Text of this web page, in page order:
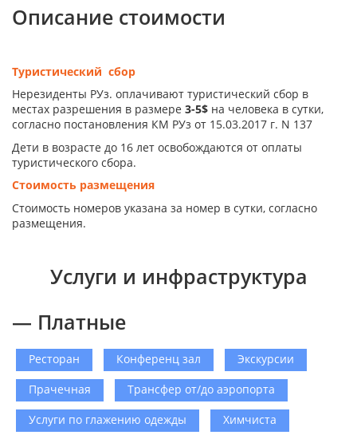
Описание стоимости
Туристический сбор
Нерезиденты РУз. оплачивают туристический сбор в
местах разрешения в размере 3-5$ на человека в сутки,
согласно постановления КМ РУз от 15.03.2017 г. N 137
Дети в возрасте до 16 лет освобождаются от оплаты
туристического сбора.
Стоимость размещения
Стоимость номеров указана за номер в сутки, согласно
размещения.
Услуги и инфраструктура
— Платные
Ресторан Конференц зал
Экскурсии
Прачечная
Трансфер от/до аэропорта
Услуги по глажению одежды
Химчиста